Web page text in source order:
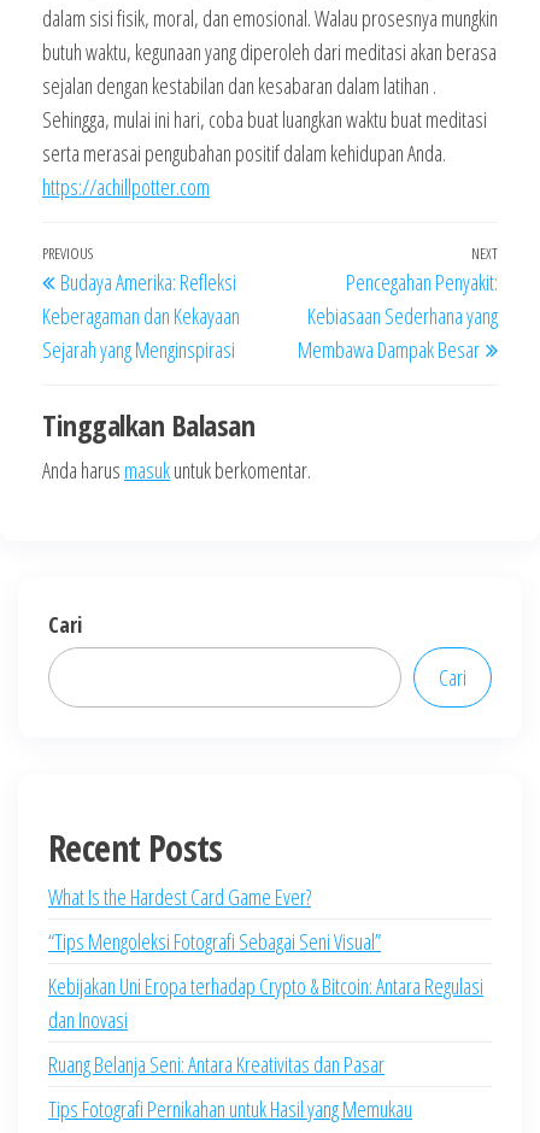
dalam sisi fisik, moral, dan emosional. Walau prosesnya mungkin
butuh waktu, kegunaan yang diperoleh dari meditasi akan berasa
sejalan dengan kestabilan dan kesabaran dalam latihan .
Sehingga, mulai ini hari, coba buat luangkan waktu buat meditasi
serta merasai pengubahan positif dalam kehidupan Anda.
https://achillpotter.com
Navigasi
pos
Previous
Post
PREVIOUS
Budaya Amerika: Refleksi
Keberagaman dan Kekayaan
Sejarah yang Menginspirasi
Next
NEXT
Pencegahan Penyakit:
Kebiasaan Sederhana yang
Membawa Dampak Besar
Tinggalkan Balasan
Anda harus masukuntuk berkomentar.
Cari
Cari
Recent Posts
What Is the Hardest Card Game Ever?
“Tips Mengoleksi Fotografi Sebagai Seni Visual”
Kebijakan Uni Eropa terhadap Crypto & Bitcoin: Antara Regulasi
dan Inovasi
Ruang Belanja Seni: Antara Kreativitas dan Pasar
Tips Fotografi Pernikahan untuk Hasil yang Memukau